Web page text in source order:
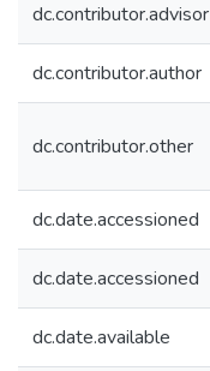
dc.contributor.advisor
dc.contributor.author
dc.contributor.other
dc.date.accessioned
dc.date.accessioned
dc.date.available